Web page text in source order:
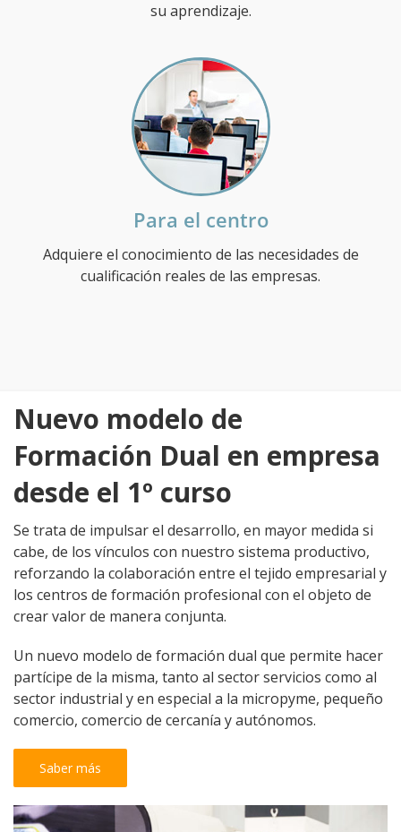
su aprendizaje.
Para el centro
Adquiere el conocimiento de las necesidades de
cualificación reales de las empresas.
Nuevo modelo de
Formación Dual en empresa
desde el 1º curso
Se trata de impulsar el desarrollo, en mayor medida si
cabe, de los vínculos con nuestro sistema productivo,
reforzando la colaboración entre el tejido empresarial y
los centros de formación profesional con el objeto de
crear valor de manera conjunta.
Un nuevo modelo de formación dual que permite hacer
partícipe de la misma, tanto al sector servicios como al
sector industrial y en especial a la micropyme, pequeño
comercio, comercio de cercanía y autónomos.
Saber más